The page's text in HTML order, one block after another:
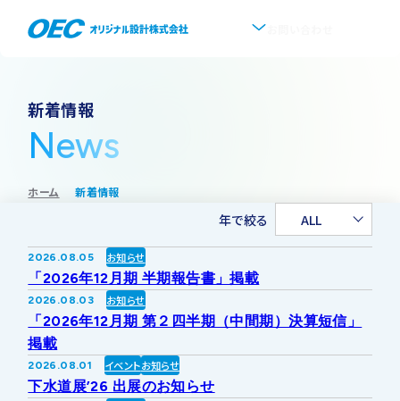
企業情報
会社概要
代表挨拶
沿革
事業所・アクセス
グループ会社について
事業紹介
事業一覧
上水道
下水道
ソフトウェア開発
IR情報
IRトップ
株式・株主情報
IRニュース
新着情報
採用情報
協業・パートナー募集
新着情報
News
ホーム 新着情報
年で絞る ALL
2026.08.05 お知らせ
「2026年12月期 半期報告書」掲載
2026.08.03 お知らせ
「2026年12月期 第２四半期（中間期）決算短信」
掲載
2026.08.01 イベントお知らせ
下水道展’26 出展のお知らせ